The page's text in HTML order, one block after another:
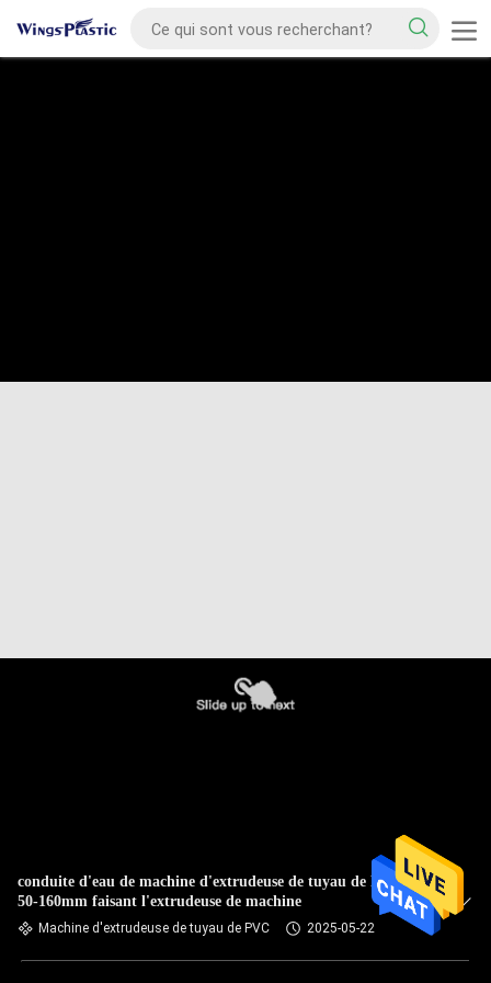
conduite d'eau de machine d'extrudeuse de tuyau de PVC de
50-160mm faisant l'extrudeuse de machine
Machine d'extrudeuse de tuyau de PVC 2025-05-22